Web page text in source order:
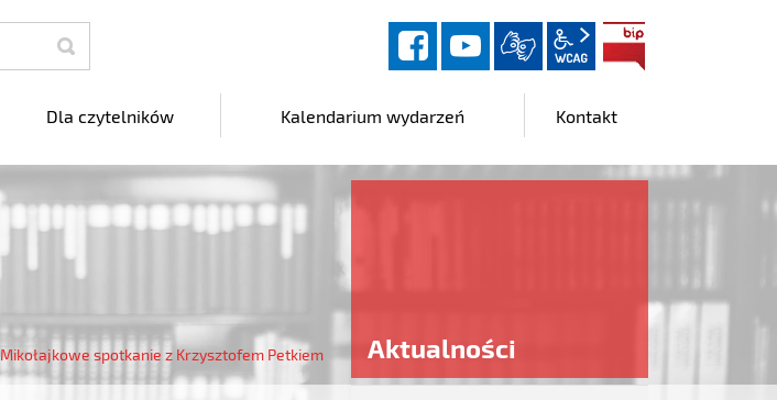
facebookYouTube
wcag2.1
Dla czytelników Kalendarium wydarzeń Kontakt
Mikołajkowe spotkanie z Krzysztofem Petkiem Aktualności